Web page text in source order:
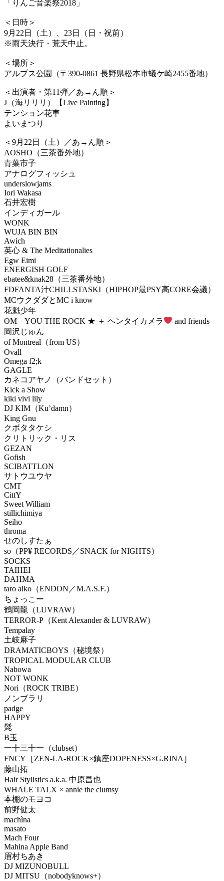
「りんご音楽祭2018」
＜日時＞
9月22日（土）、23日（日・祝前）
※雨天決行・荒天中止。
＜場所＞
アルプス公園（〒390-0861 長野県松本市蟻ケ崎2455番地）
＜出演者・第11弾／あ→ん順＞
J（海リリリ）【Live Painting】
テンション花車
よいまつり
＜9月22日（土）／あ→ん順＞
AOSHO（三茶番外地）
青葉市子
アナログフィッシュ
underslowjams
Iori Wakasa
石井宏樹
インディガール
WONK
WUJA BIN BIN
Awich
英心 & The Meditationalies
Egw Eimi
ENERGISH GOLF
ebatee&knak28（三茶番外地）
FDFANTA汁CHILLSTASKI（HIPHOP最PSY高CORE会議）
MCウクダダとMC i know
花魁少年
OM – YOU THE ROCK ★ ＋ ヘンタイカメラ
and friends
岡沢じゅん
of Montreal（from US）
Ovall
Omega f2;k
GAGLE
カネコアヤノ（バンドセット）
Kick a Show
kiki vivi lily
DJ KIM（Ku’damn）
King Gnu
クボタタケシ
クリトリック・リス
GEZAN
Gofish
SCIBATTLON
サトウユウヤ
CMT
CittY
Sweet William
stillichimiya
Seiho
throma
せのしすたぁ
so（PP¥ RECORDS／SNACK for NIGHTS）
SOCKS
TAIHEI
DAHMA
taro aiko（ENDON／M.A.S.F.）
ちょっこー
鶴岡龍（LUVRAW）
TERROR-P（Kent Alexander & LUVRAW）
Tempalay
土岐麻子
DRAMATICBOYS（秘境祭）
TROPICAL MODULAR CLUB
Nabowa
NOT WONK
Nori（ROCK TRIBE）
ノンブラリ
padge
HAPPY
髭
B玉
一十三十一（clubset）
FNCY［ZEN-LA-ROCK×鎮座DOPENESS×G.RINA］
藤山拓
Hair Stylistics a.k.a. 中原昌也
WHALE TALX × annie the clumsy
本棚のモヨコ
前野健太
machìna
masato
Mach Four
Mahina Apple Band
眉村ちあき
DJ MIZUNOBULL
DJ MITSU（nobodyknows+）